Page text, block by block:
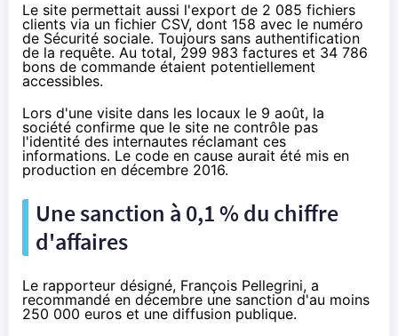
Le site permettait aussi l'export de 2 085 fichiers
clients via un fichier CSV, dont 158 avec le numéro
de Sécurité sociale. Toujours sans authentification
de la requête. Au total, 299 983 factures et 34 786
bons de commande étaient potentiellement
accessibles.
Lors d'une visite dans les locaux le 9 août, la
société confirme que le site ne contrôle pas
l'identité des internautes réclamant ces
informations. Le code en cause aurait été mis en
production en décembre 2016.
Une sanction à 0,1 % du chiffre
d'affaires
Le rapporteur désigné, François Pellegrini, a
recommandé en décembre une sanction d'au moins
250 000 euros et une diffusion publique.